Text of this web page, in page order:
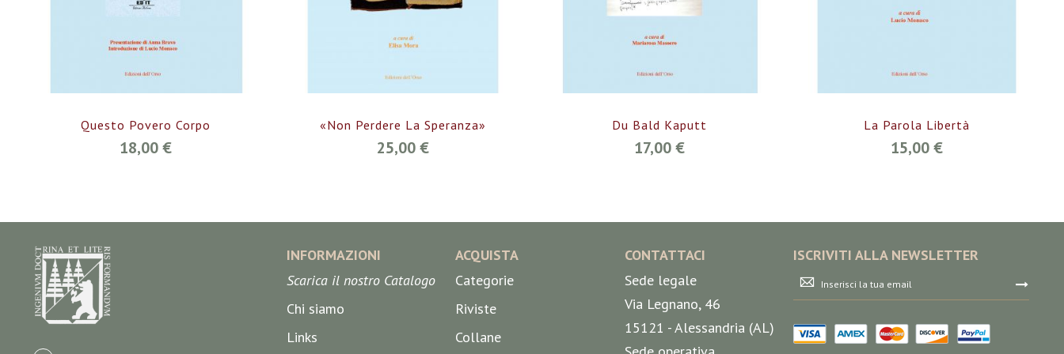
Questo Povero Corpo
18,00 €
«Non Perdere La Speranza»
25,00 €
Du Bald Kaputt
17,00 €
La Parola Libertà
15,00 €
INFORMAZIONI
Scarica il nostro Catalogo
Chi siamo
Links
ACQUISTA
Categorie
Riviste
Collane
CONTATTACI
Sede legale
Via Legnano, 46
15121 - Alessandria (AL)
ISCRIVITI ALLA NEWSLETTER
Iscriviti
alla
nostra